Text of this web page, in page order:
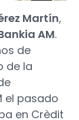
Martín,
AM.
de
de la
el pasado
en Crèdit